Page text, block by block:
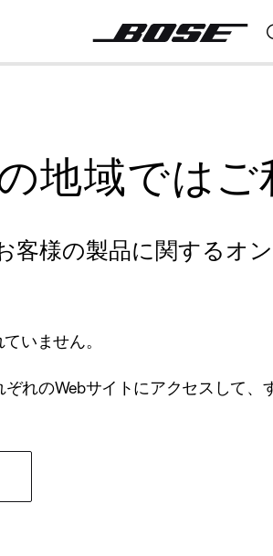
地域では
客様の製品に関するオ
いません。
れのWebサイトにアクセスして